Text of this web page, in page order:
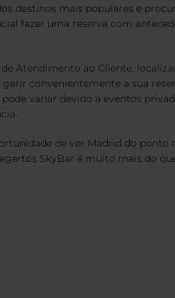
destinos mais populares e
fazer uma reserva com
Atendimento ao Cliente,
convenientemente a sua
variar devido a eventos
de ver Madrid do ponto
SkyBar é muito mais do